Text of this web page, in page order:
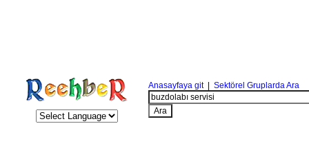
Anasayfaya git| Sektörel Gruplarda Ara